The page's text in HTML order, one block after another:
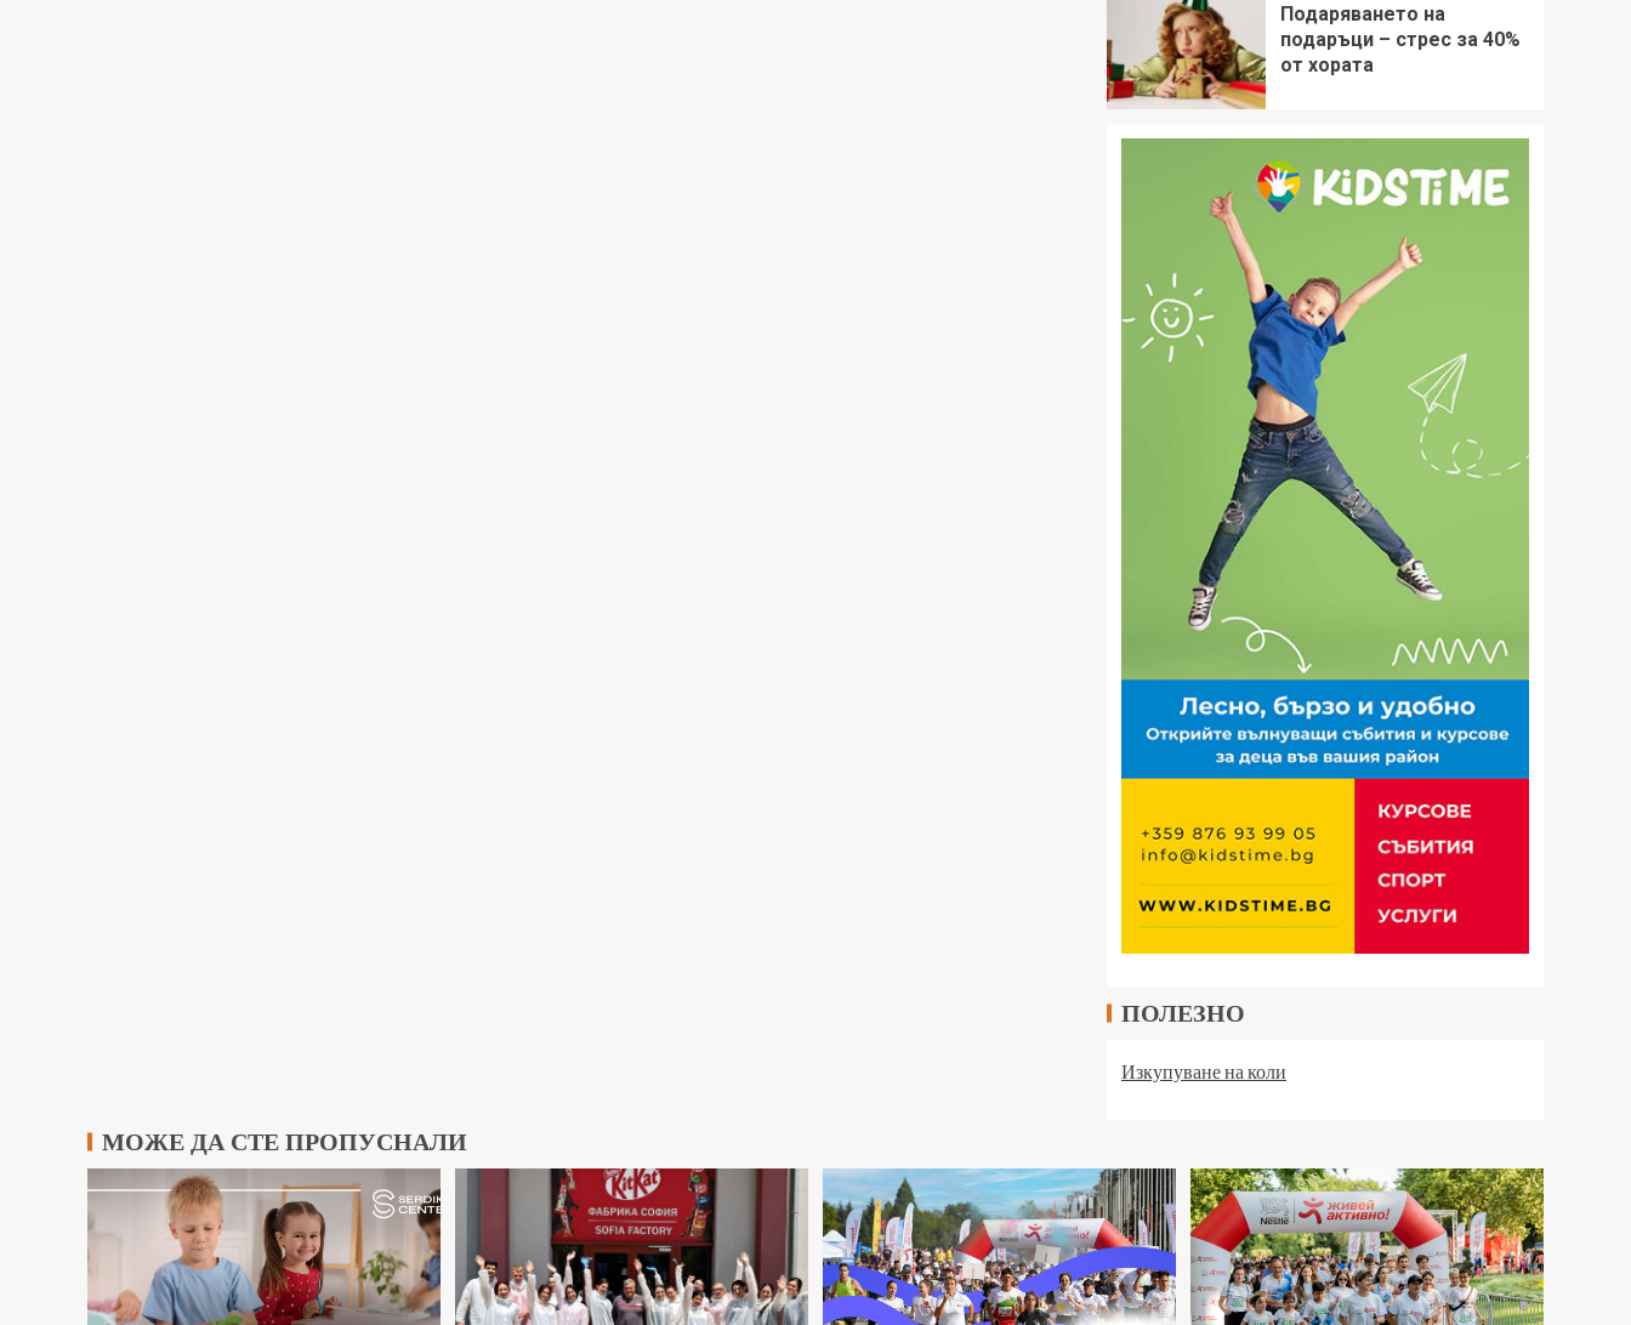
Подаряването на
подаръци – стрес за 40%
от хората
ПОЛЕЗНО
Изкупуване на коли
МОЖЕ ДА СТЕ ПРОПУСНАЛИ